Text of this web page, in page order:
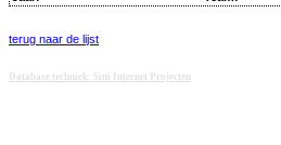
terug naar de lijst
Database techniek: Sini Internet Projecten